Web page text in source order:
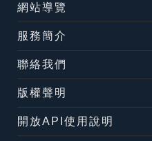
網站導覽
服務簡介
聯絡我們
版權聲明
開放API使用說明